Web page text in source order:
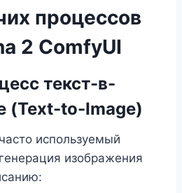
процессов
2 ComfyUI
текст-в-
(Text-to-Image)
используемый
изображения